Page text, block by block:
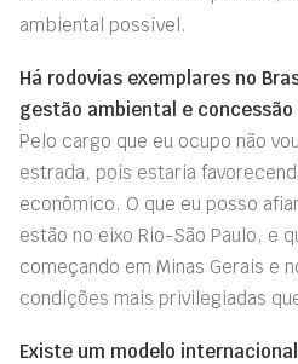
ambiental possível.
Há rodovias exemplares no
gestão ambiental e
Pelo cargo que eu ocupo não
estrada, pois estaria
econômico. O que eu posso
estão no eixo Rio-São Paulo, e
começando em Minas Gerais e
condições mais privilegiadas
Existe um modelo